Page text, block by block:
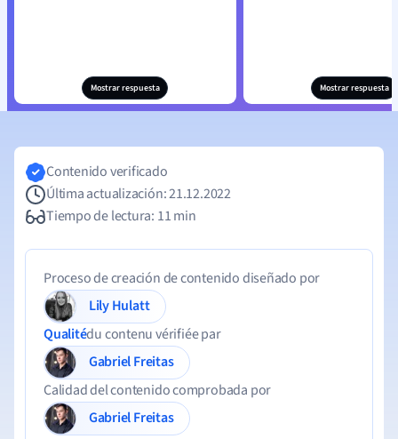
Mostrar respuesta Mostrar respuesta
Contenido verificado
Última actualización: 21.12.2022
Tiempo de lectura: 11 min
Proceso de creación de contenido diseñado por
Lily Hulatt
Qualitédu contenu vérifiée par
Gabriel Freitas
Calidad del contenido comprobada por
Gabriel Freitas